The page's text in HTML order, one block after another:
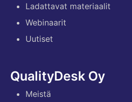
Ladattavat materiaalit
Webinaarit
Uutiset
QualityDesk Oy
Meistä